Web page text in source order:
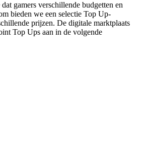
gamers verschillende budgetten en
bieden we een selectie Top Up-
prijzen. De digitale marktplaats
Top Ups aan in de volgende